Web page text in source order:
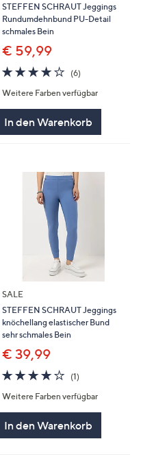
STEFFEN SCHRAUT Jeggings
Rundumdehnbund PU-Detail
schmales Bein
€ 59,99
4.0
von
5
(6)6
Weitere Farben verfügbar
In den Warenkorb
SALE
STEFFEN SCHRAUT Jeggings
knöchellang elastischer Bund
sehr schmales Bein
€ 39,99
4.0
von
5
(1)1
Weitere Farben verfügbar
In den Warenkorb